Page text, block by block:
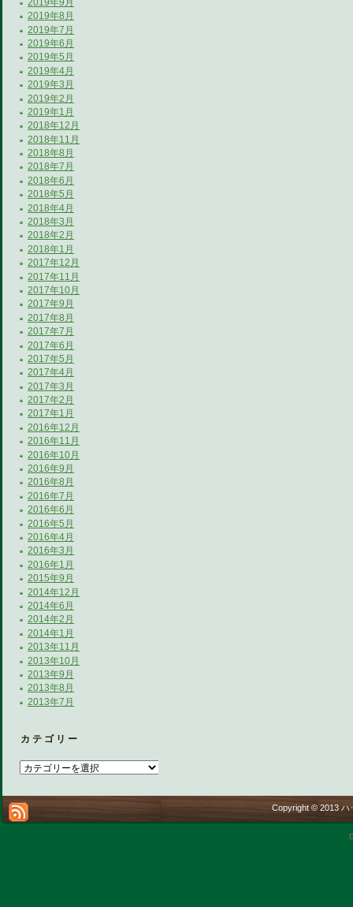
2019年8月
2019年7月
2019年6月
2019年5月
2019年4月
2019年3月
2019年2月
2019年1月
2018年12月
2018年11月
2018年8月
2018年7月
2018年6月
2018年5月
2018年4月
2018年3月
2018年2月
2018年1月
2017年12月
2017年11月
2017年10月
2017年9月
2017年8月
2017年7月
2017年6月
2017年5月
2017年4月
2017年3月
2017年2月
2017年1月
2016年12月
2016年11月
2016年10月
2016年9月
2016年8月
2016年7月
2016年6月
2016年5月
2016年4月
2016年3月
2016年1月
2015年9月
2014年12月
2014年6月
2014年2月
2014年1月
2013年11月
2013年10月
2013年9月
2013年8月
2013年7月
カテゴリー
Copyright © 2013 ハ